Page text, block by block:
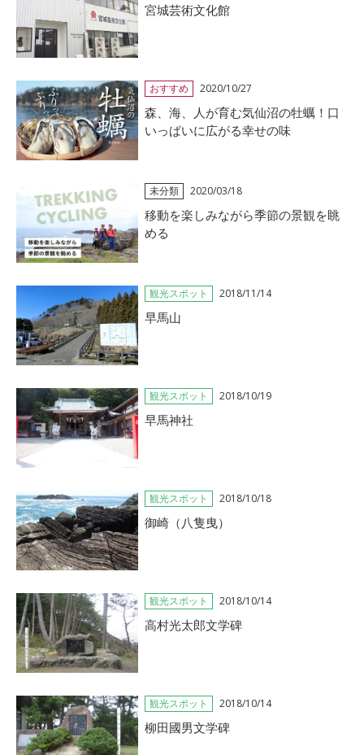
宮城芸術文化館
おすすめ 2020/10/27
森、海、人が育む気仙沼の牡蠣！口
いっぱいに広がる幸せの味
未分類 2020/03/18
移動を楽しみながら季節の景観を眺
める
観光スポット 2018/11/14
早馬山
観光スポット 2018/10/19
早馬神社
観光スポット 2018/10/18
御崎（八隻曳）
観光スポット 2018/10/14
高村光太郎文学碑
観光スポット 2018/10/14
柳田國男文学碑